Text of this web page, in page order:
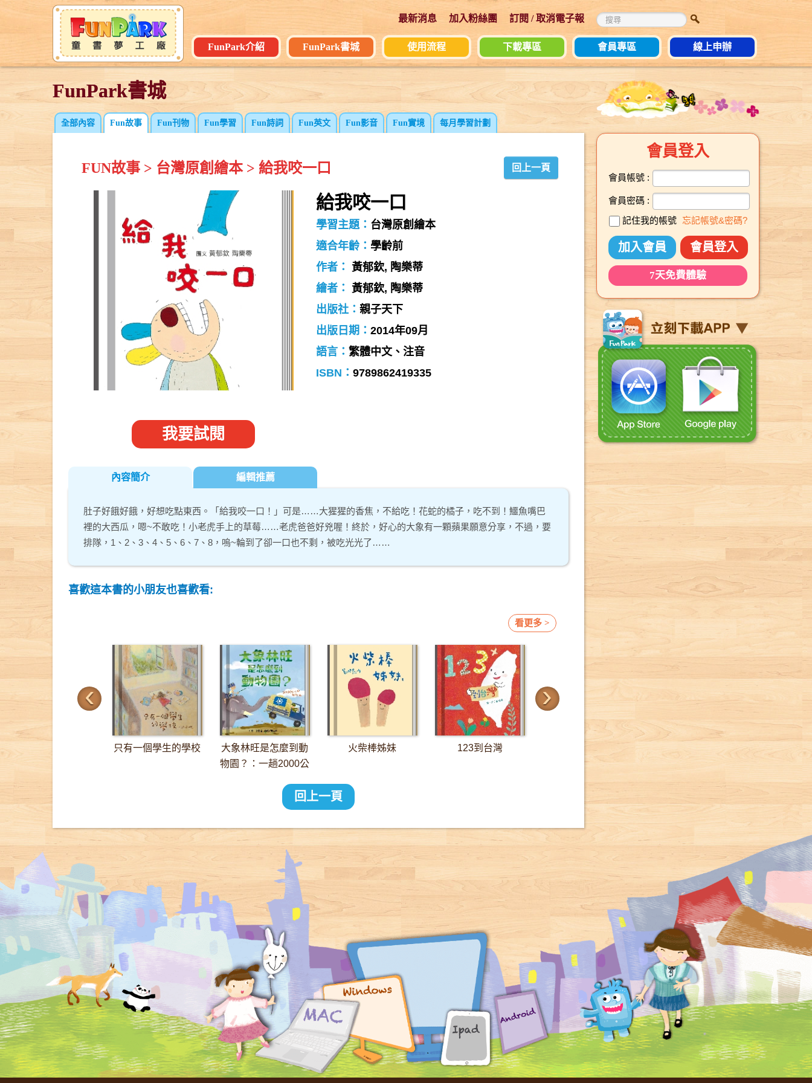
最新消息 加入粉絲團 訂閱 / 取消電子報
FunPark介紹 FunPark書城 使用流程 下載專區 會員專區 線上申辦
FunPark書城
FunPark書城
全部內容 Fun故事 Fun刊物 Fun學習 Fun詩詞 Fun英文 Fun影音 Fun實境 每月學習計劃
FUN故事> 台灣原創繪本> 給我咬一口 回上一頁
我要試閱
給我咬一口
學習主題： 台灣原創繪本
適合年齡： 學齡前
作者：
黃郁欽, 陶樂蒂
繪者：
黃郁欽, 陶樂蒂
出版社： 親子天下
出版日期： 2014年09月
語言： 繁體中文、注音
ISBN： 9789862419335
內容簡介 編輯推薦
肚子好餓好餓，好想吃點東西。「給我咬一口！」可是……大猩猩的香焦，不給吃！花蛇的橘子，吃不到！鱷魚嘴巴
裡的大西瓜，嗯~不敢吃！小老虎手上的草莓……老虎爸爸好兇喔！終於，好心的大象有一顆蘋果願意分享，不過，要
排隊，1、2、3、4、5、6、7、8，嗚~輪到了卻一口也不剩，被吃光光了……
喜歡這本書的小朋友也喜歡看:
看更多 >
‹ ›
只有一個學生的學校
大象林旺是怎麼到動
物園？：一趟2000公
火柴棒姊妹 123到台灣 三位樹朋友 卡達
回上一頁
會員登入
會員帳號 :
會員密碼 :
記住我的帳號 忘記帳號&密碼?
加入會員 會員登入
7天免費體驗